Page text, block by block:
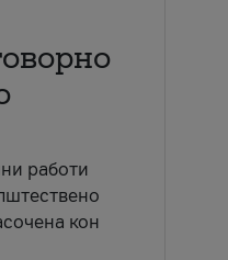
работи
кон